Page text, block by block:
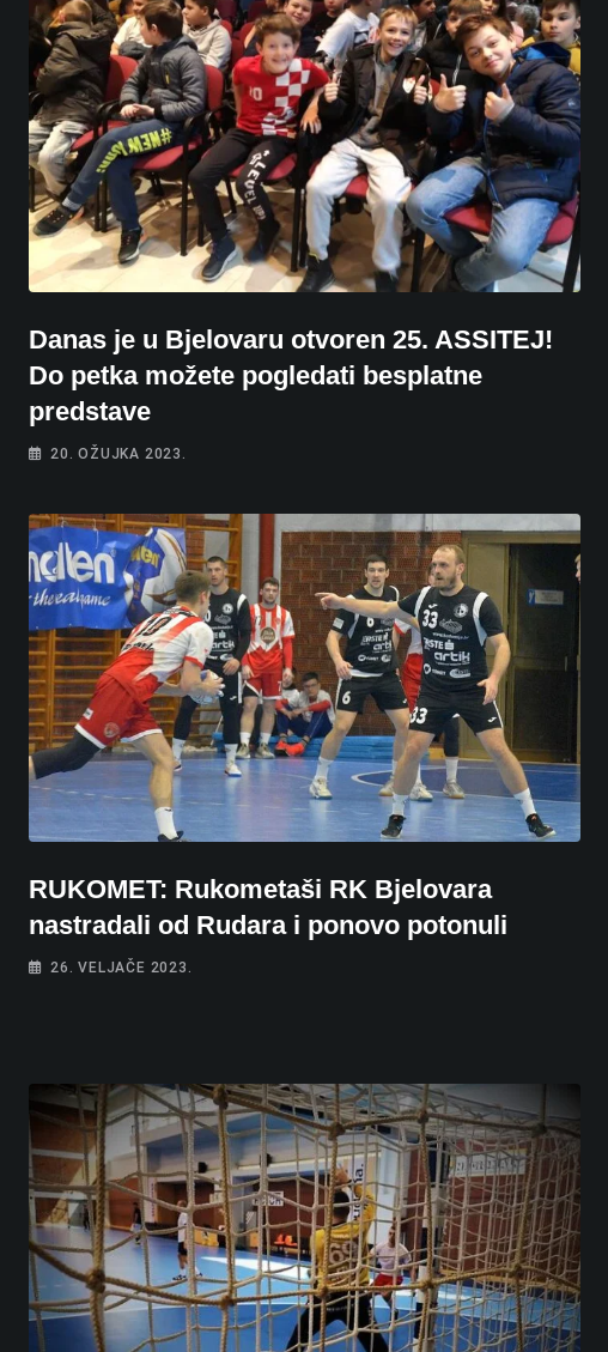
Danas je u Bjelovaru otvoren 25. ASSITEJ!
Do petka možete pogledati besplatne
predstave
20. OŽUJKA 2023.
RUKOMET: Rukometaši RK Bjelovara
nastradali od Rudara i ponovo potonuli
26. VELJAČE 2023.